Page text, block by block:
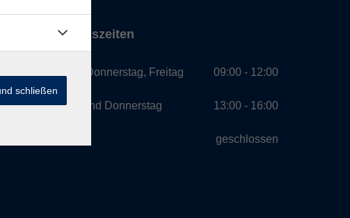
Öffnungszeiten
Montag, Donnerstag, Freitag
Montag und Donnerstag
09:00 - 12:00
13:00 - 16:00
geschlossen
schließen